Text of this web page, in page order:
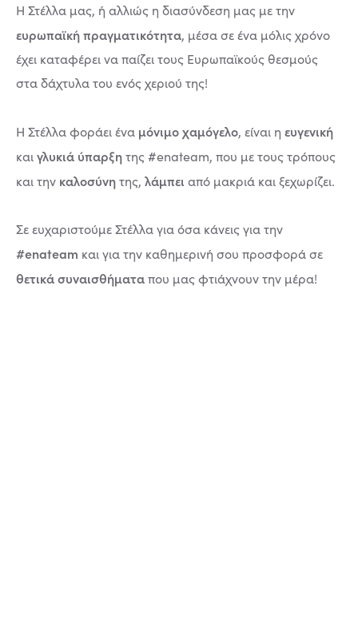
Η Στέλλα μας, ή αλλιώς η διασύνδεση μας με την
ευρωπαϊκή πραγματικότητα, μέσα σε ένα μόλις χρόνο
έχει καταφέρει να παίζει τους Ευρωπαϊκούς θεσμούς
στα δάχτυλα του ενός χεριού της!
Η Στέλλα φοράει ένα μόνιμο χαμόγελο, είναι η ευγενική
καιγλυκιά ύπαρξητης #enateam, που με τους τρόπους
και την καλοσύνητης, λάμπει από μακριά και ξεχωρίζει.
Σε ευχαριστούμε Στέλλα για όσα κάνεις για την
#enateam και για την καθημερινή σου προσφορά σε
θετικά συναισθήματαπου μας φτιάχνουν την μέρα!